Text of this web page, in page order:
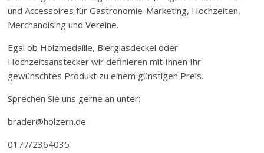
und Accessoires für Gastronomie-Marketing, Hochzeiten,
Merchandising und Vereine.
Egal ob Holzmedaille, Bierglasdeckel oder
Hochzeitsanstecker wir definieren mit Ihnen Ihr
gewünschtes Produkt zu einem günstigen Preis.
Sprechen Sie uns gerne an unter:
brader@holzern.de
0177/2364035